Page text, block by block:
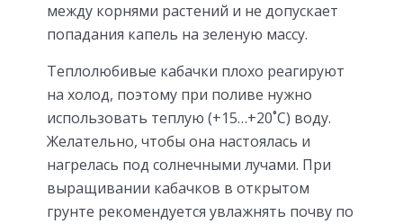
между корнями растений и не допускает
попадания капель на зеленую массу.
Теплолюбивые кабачки плохо реагируют
на холод, поэтому при поливе нужно
использовать теплую (+15…+20˚C) воду.
Желательно, чтобы она настоялась и
нагрелась под солнечными лучами. При
выращивании кабачков в открытом
грунте рекомендуется увлажнять почву по